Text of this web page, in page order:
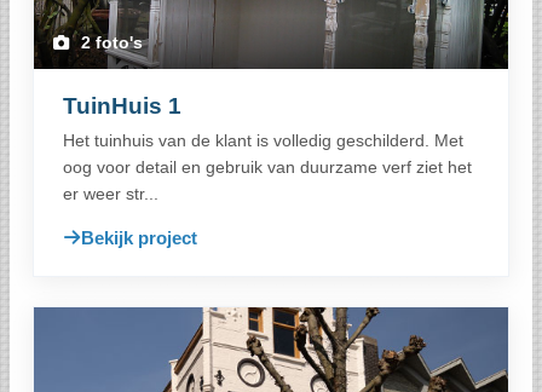
2 foto's
TuinHuis 1
Het tuinhuis van de klant is volledig geschilderd. Met
oog voor detail en gebruik van duurzame verf ziet het
er weer str...
Bekijk project